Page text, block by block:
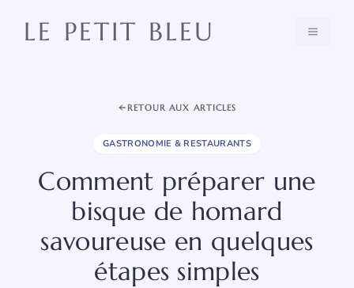
LE PETIT BLEU MENU
RETOUR AUX ARTICLES
GASTRONOMIE & RESTAURANTS
Comment préparer une
bisque de homard
savoureuse en quelques
étapes simples